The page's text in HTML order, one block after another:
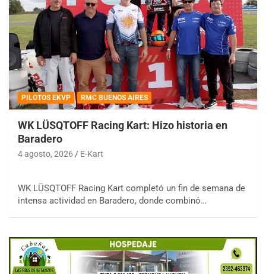
PILOTOS EKVP RMC BUENOS AIRES
WK LÜSQTOFF Racing Kart: Hizo historia en
Baradero
4 agosto, 2026 E-Kart
WK LÜSQTOFF Racing Kart completó un fin de semana de
intensa actividad en Baradero, donde combinó…